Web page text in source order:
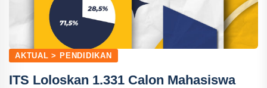
AKTUAL > PENDIDIKAN
ITS Loloskan 1.331 Calon Mahasiswa